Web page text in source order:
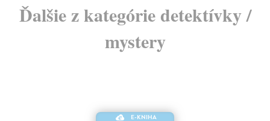
Ďalšie z kategórie detektívky /
mystery
E-KNIHA